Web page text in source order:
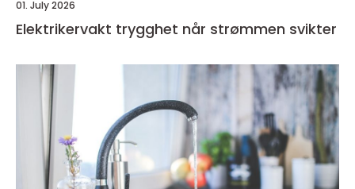
01. July 2026
Elektrikervakt trygghet når strømmen svikter